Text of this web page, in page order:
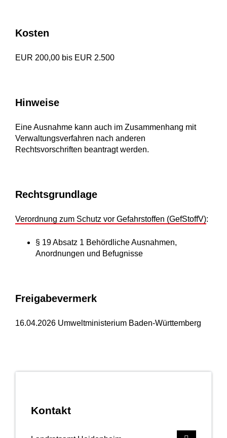
Kontakt
Kosten
EUR 200,00 bis EUR 2.500
Hinweise
Eine Ausnahme kann auch im Zusammenhang mit
Verwaltungsverfahren nach anderen
Rechtsvorschriften beantragt werden.
Rechtsgrundlage
Verordnung zum Schutz vor Gefahrstoffen (GefStoffV):
§ 19 Absatz 1 Behördliche Ausnahmen,
Anordnungen und Befugnisse
Freigabevermerk
16.04.2026 Umweltministerium Baden-Württemberg